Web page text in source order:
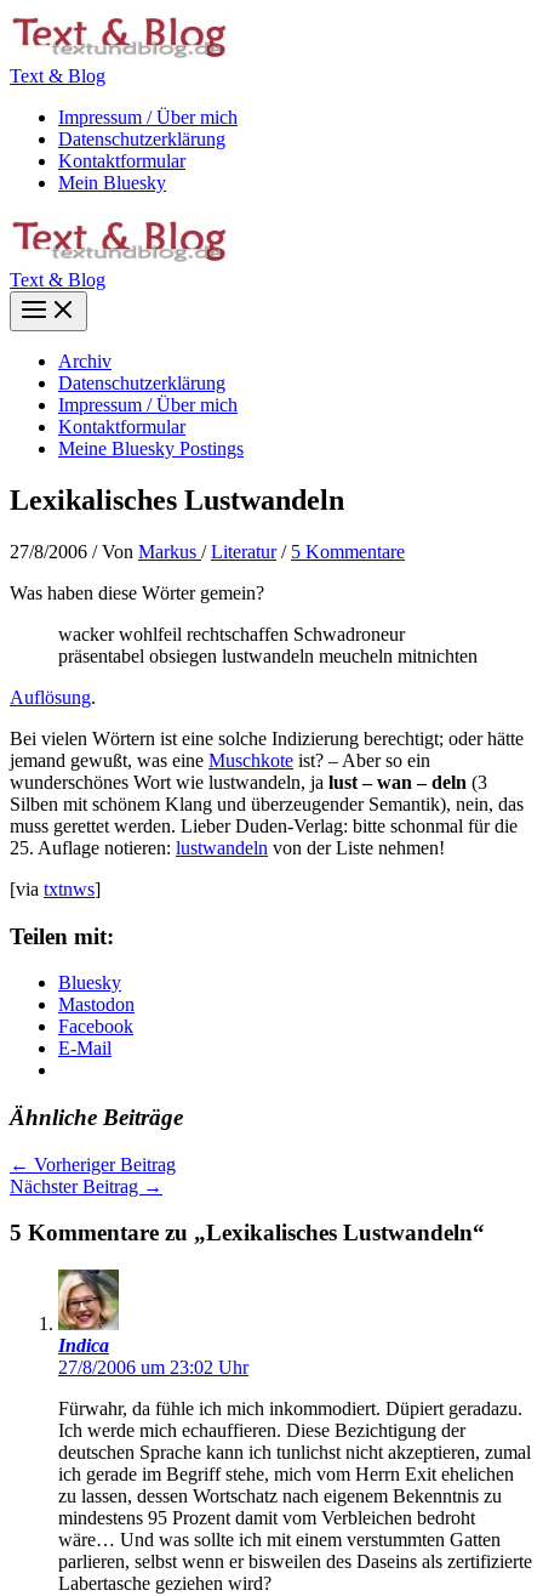
Zum
Inhalt
Text & Blog
Impressum / Über mich
Datenschutzerklärung
Kontaktformular
Mein Bluesky
Text & Blog
Main
Menu
Archiv
Datenschutzerklärung
Impressum / Über mich
Kontaktformular
Meine Bluesky Postings
Lexikalisches Lustwandeln
27/8/2006 / Von Markus /Literatur/ 5 Kommentare
Was haben diese Wörter gemein?
wacker wohlfeil rechtschaffen Schwadroneur
präsentabel obsiegen lustwandeln meucheln mitnichten
Auflösung.
Bei vielen Wörtern ist eine solche Indizierung berechtigt; oder hätte
jemand gewußt, was eine Muschkote ist? – Aber so ein
wunderschönes Wort wie lustwandeln, ja lust – wan – deln (3
Silben mit schönem Klang und überzeugender Semantik), nein, das
muss gerettet werden. Lieber Duden-Verlag: bitte schonmal für die
25. Auflage notieren: lustwandeln von der Liste nehmen!
[via txtnws]
Teilen mit:
Bluesky
Mastodon
Facebook
E-Mail
Ähnliche Beiträge
← Vorheriger Beitrag
Nächster Beitrag →
5 Kommentare zu „Lexikalisches Lustwandeln“
Indica
27/8/2006 um 23:02 Uhr
Fürwahr, da fühle ich mich inkommodiert. Düpiert geradazu.
Ich werde mich echauffieren. Diese Bezichtigung der
deutschen Sprache kann ich tunlichst nicht akzeptieren, zumal
ich gerade im Begriff stehe, mich vom Herrn Exit ehelichen
zu lassen, dessen Wortschatz nach eigenem Bekenntnis zu
mindestens 95 Prozent damit vom Verbleichen bedroht
wäre… Und was sollte ich mit einem verstummten Gatten
parlieren, selbst wenn er bisweilen des Daseins als zertifizierte
Labertasche geziehen wird?